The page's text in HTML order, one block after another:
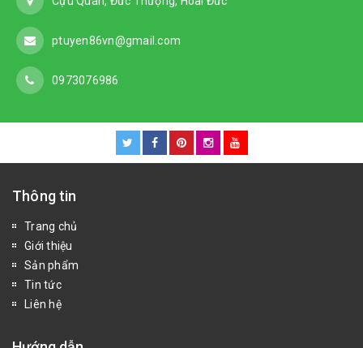
ptuyen86vn@gmail.com
0973076986
Thông tin
Trang chủ
Giới thiệu
Sản phẩm
Tin tức
Liên hệ